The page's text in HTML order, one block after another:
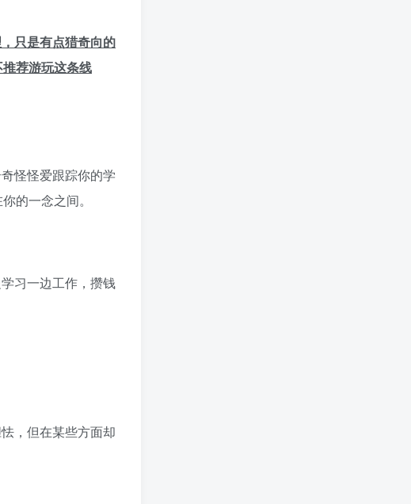
只是有点猎奇向的
荐游玩这条线
怪怪爱跟踪你的学
的一念之间。
习一边工作，攒钱
，但在某些方面却